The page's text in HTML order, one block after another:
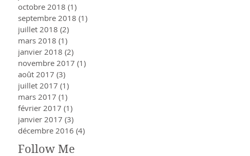
octobre 2018 (1)
septembre 2018 (1)
juillet 2018 (2)
mars 2018 (1)
janvier 2018 (2)
novembre 2017 (1)
août 2017 (3)
juillet 2017 (1)
mars 2017 (1)
février 2017 (1)
janvier 2017 (3)
décembre 2016 (4)
Follow Me